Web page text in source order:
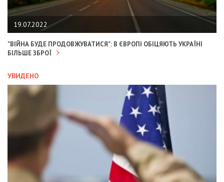
19.07.2022
"ВІЙНА БУДЕ ПРОДОВЖУВАТИСЯ": В ЄВРОПІ ОБІЦЯЮТЬ УКРАЇНІ
БІЛЬШЕ ЗБРОЇ
УВИДЕНО